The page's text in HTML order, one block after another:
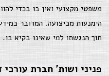
משפטי מקצועי ואין בו בכדי
הימנעות מביצועה. המדובר
תוך הנגשתו למי שאינו בקיא בו.
פניני ושות' חברת עורכי